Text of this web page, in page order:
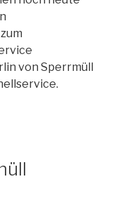
von Sperrmüll